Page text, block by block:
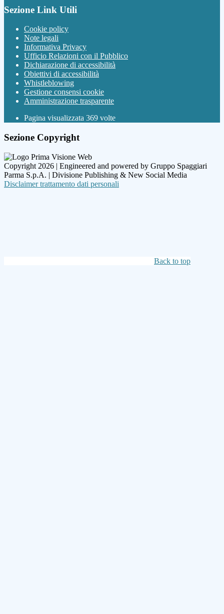
Sezione Link Utili
Cookie policy
Note legali
Informativa Privacy
Ufficio Relazioni con il Pubblico
Dichiarazione di accessibilità
Obiettivi di accessibilità
Whistleblowing
Gestione consensi cookie
Amministrazione trasparente
Pagina visualizzata 369 volte
Sezione Copyright
Copyright 2026 | Engineered and powered by Gruppo Spaggiari
Parma S.p.A. | Divisione Publishing & New Social Media
Disclaimer trattamento dati personali
Back to top